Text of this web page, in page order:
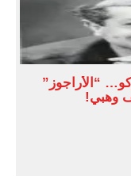
“الأراجوز”
وهبي!